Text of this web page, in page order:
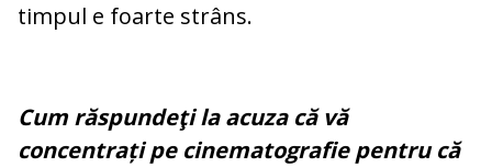
timpul e foarte strâns.
Cum răspundeţi la acuza că vă
concentrați pe cinematografie pentru că